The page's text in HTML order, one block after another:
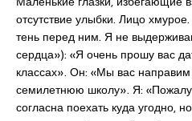
отсутствие улыбки. Лицо
тень перед ним. Я не
сердца»): «Я очень прошу вас
классах». Он: «Мы вас
семилетнюю школу». Я:
согласна поехать куда угодно,